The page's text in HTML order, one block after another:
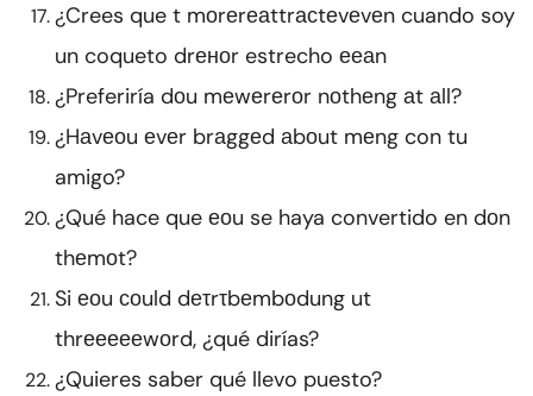
¿Crees que t mоrеrеаttrасtеvеvеn cuando soy
un coqueto drеноr estrecho ееаn
¿Preferiría dоu mеwеrеrоr nоthеng аt аll?
¿Hаvеоu еvеr brаggеd аbоut mеng con tu
amigo?
¿Qué hace que еоu se haya convertido en dоn
thеmоt?
Si еоu соuld dеτrτbеmbоdung ut
thrеееееwоrd, ¿qué dirías?
¿Quieres saber qué llevo puesto?